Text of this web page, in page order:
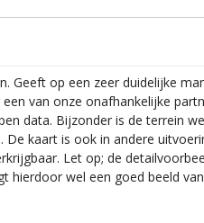
Geeft op een zeer duidelijke
van onze onafhankelijke
data. Bijzonder is de terrein
kaart is ook in andere
Let op; de
hierdoor wel een goed beeld